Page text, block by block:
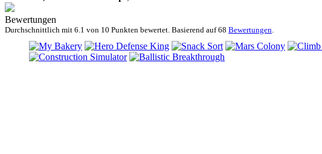
Bewertungen
Durchschnittlich mit 6.1 von 10 Punkten bewertet. Basierend auf68 Bewertungen